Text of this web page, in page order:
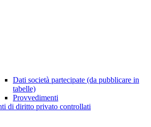
Dati società partecipate (da pubblicare in
tabelle)
Provvedimenti
di diritto privato controllati